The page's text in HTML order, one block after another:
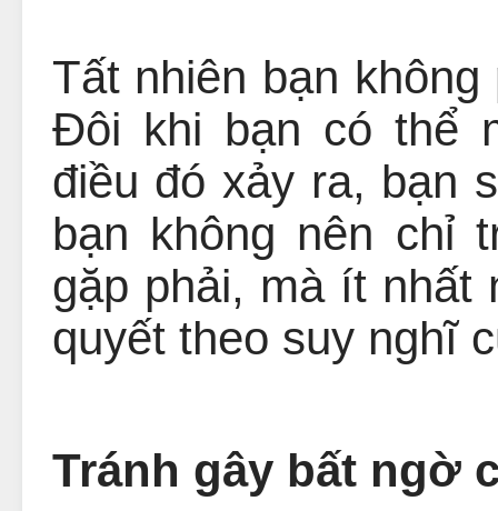
Tất nhiên bạn
Đôi khi bạn có thể
điều đó xảy ra, bạn
bạn không nên chỉ
gặp phải, mà ít nhất
quyết theo suy nghĩ
Tránh gây bất ngờ